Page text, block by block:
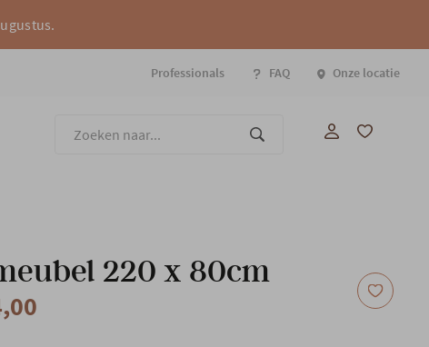
Professionals FAQ Onze locatie
220 x 80cm